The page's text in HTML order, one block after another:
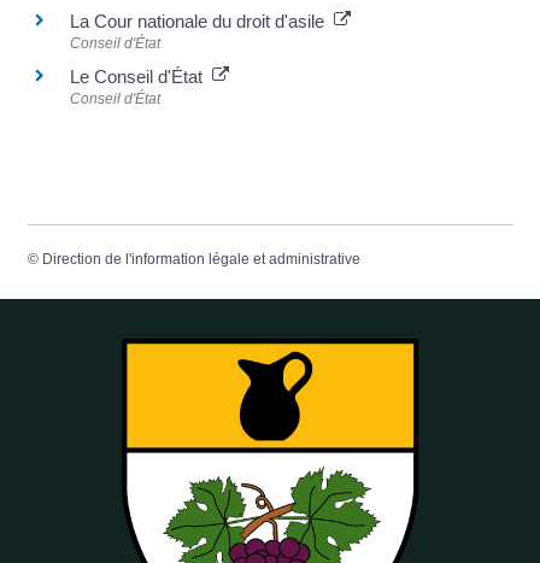
La Cour nationale du droit d'asile
Conseil d'État
Le Conseil d'État
Conseil d'État
© Direction de l'information légale et administrative